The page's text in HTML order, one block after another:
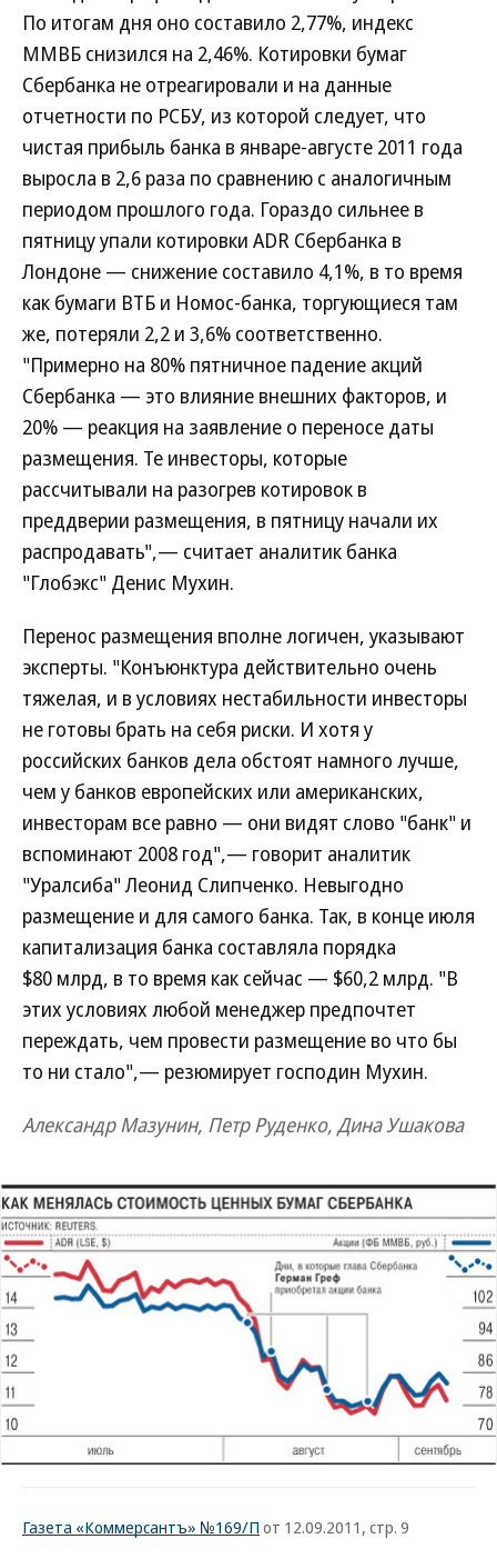
По итогам дня оно составило 2,77%, индекс
ММВБ снизился на 2,46%. Котировки бумаг
Сбербанка не отреагировали и на данные
отчетности по РСБУ, из которой следует, что
чистая прибыль банка в январе-августе 2011 года
выросла в 2,6 раза по сравнению с аналогичным
периодом прошлого года. Гораздо сильнее в
пятницу упали котировки ADR Сбербанка в
Лондоне — снижение составило 4,1%, в то время
как бумаги ВТБ и Номос-банка, торгующиеся там
же, потеряли 2,2 и 3,6% соответственно.
"Примерно на 80% пятничное падение акций
Сбербанка — это влияние внешних факторов, и
20% — реакция на заявление о переносе даты
размещения. Те инвесторы, которые
рассчитывали на разогрев котировок в
преддверии размещения, в пятницу начали их
распродавать",— считает аналитик банка
"Глобэкс" Денис Мухин.
Перенос размещения вполне логичен, указывают
эксперты. "Конъюнктура действительно очень
тяжелая, и в условиях нестабильности инвесторы
не готовы брать на себя риски. И хотя у
российских банков дела обстоят намного лучше,
чем у банков европейских или американских,
инвесторам все равно — они видят слово "банк" и
вспоминают 2008 год",— говорит аналитик
"Уралсиба" Леонид Слипченко. Невыгодно
размещение и для самого банка. Так, в конце июля
капитализация банка составляла порядка
$80 млрд, в то время как сейчас — $60,2 млрд. "В
этих условиях любой менеджер предпочтет
переждать, чем провести размещение во что бы
то ни стало",— резюмирует господин Мухин.
Александр Мазунин, Петр Руденко, Дина Ушакова
Газета «Коммерсантъ» №169/П от 12.09.2011, стр. 9